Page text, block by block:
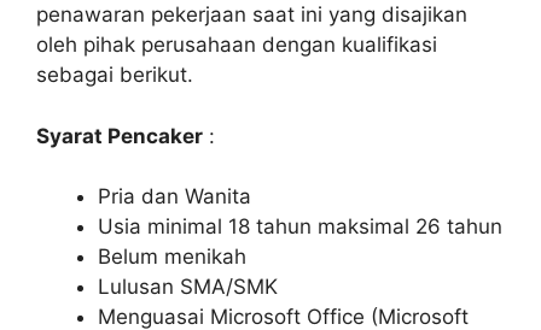
penawaran pekerjaan saat ini yang disajikan
oleh pihak perusahaan dengan kualifikasi
sebagai berikut.
Syarat Pencaker :
Pria dan Wanita
Usia minimal 18 tahun maksimal 26 tahun
Belum menikah
Lulusan SMA/SMK
Menguasai Microsoft Office (Microsoft